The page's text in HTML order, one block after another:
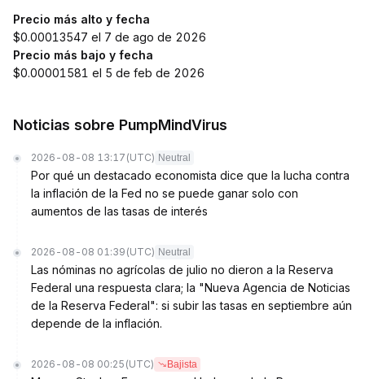
Precio más alto y fecha
$0.00013547 el 7 de ago de 2026
Precio más bajo y fecha
$0.00001581 el 5 de feb de 2026
Noticias sobre PumpMindVirus
2026-08-08 13:17 (UTC) Neutral
Por qué un destacado economista dice que la lucha contra
la inflación de la Fed no se puede ganar solo con
aumentos de las tasas de interés
2026-08-08 01:39 (UTC) Neutral
Las nóminas no agrícolas de julio no dieron a la Reserva
Federal una respuesta clara; la "Nueva Agencia de Noticias
de la Reserva Federal": si subir las tasas en septiembre aún
depende de la inflación.
2026-08-08 00:25 (UTC) Bajista